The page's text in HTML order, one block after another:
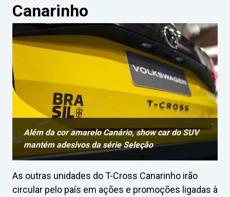
Canarinho
Além da cor amarelo Canário, show car do SUV
mantém adesivos da série Seleção
As outras unidades do T-Cross Canarinho irão
circular pelo país em ações e promoções ligadas à